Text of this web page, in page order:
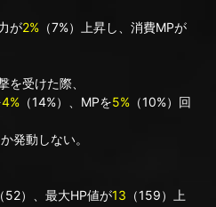
が2% （7%）上昇し、消費MPが
受けた際、
4% （14%）、MPを5% （10%）回
動しない。
（52）、最大HP値が13 （159）上